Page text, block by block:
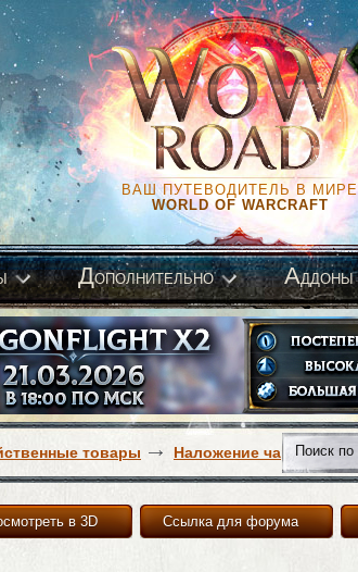
ВАШ ПУТЕВОДИТЕЛЬ В МИРЕ
WORLD OF WARCRAFT
Дополнительно Аддоны
товары Наложение чар
Ссылка для форума
в 3D